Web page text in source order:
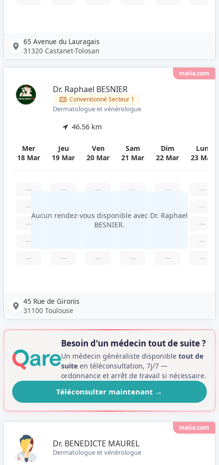
65 Avenue du Lauragais
31320 Castanet-Tolosan
maiia.com
Dr. Raphael BESNIER
Conventionné Secteur 1
Dermatologue et vénérologue
46.56 km
Mer
18 Mar
Jeu
19 Mar
Ven
20 Mar
Sam
21 Mar
Dim
22 Mar
Lun
23 Mar
—
—
—
—
—
—
—
—
—
—
—
—
—
—
—
—
—
—
—
Aucun rendez-vous disponible avec Dr. Raphael
BESNIER.
45 Rue de Gironis
31100 Toulouse
Besoin d'un médecin tout de suite ?
Un médecin généraliste disponibletout de
suite en téléconsultation, 7j/7 —
ordonnance et arrêt de travail si nécessaire.
Téléconsulter maintenant →
maiia.com
Dr. BENEDICTE MAUREL
Dermatologue et vénérologue